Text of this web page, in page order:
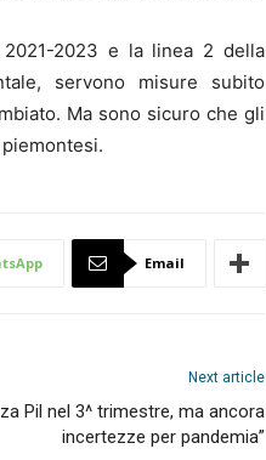
2023 e la linea 2 della
servono misure subito
Ma sono sicuro che gli
Email
Next article
Pil nel 3^ trimestre, ma ancora
incertezze per pandemia”